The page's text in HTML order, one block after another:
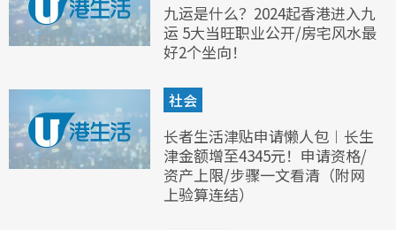
九运是什么？2024起香港进入九
运 5大当旺职业公开/房宅风水最
好2个坐向！
社会
长者生活津贴申请懒人包︱长生
津金额增至4345元！申请资格/
资产上限/步骤一文看清（附网
上验算连结）